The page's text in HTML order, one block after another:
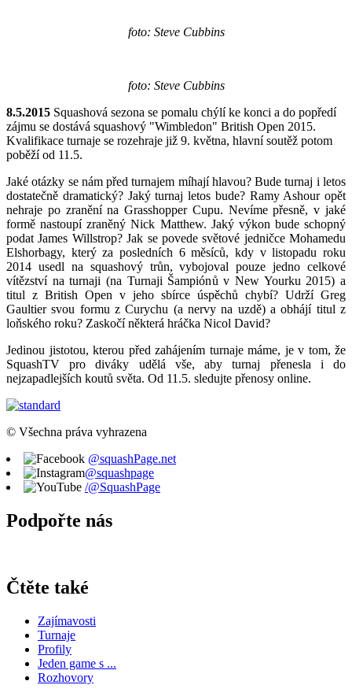
foto: Steve Cubbins
foto: Steve Cubbins
8.5.2015 Squashová sezona se pomalu chýlí ke konci a do popředí
zájmu se dostává squashový "Wimbledon" British Open 2015.
Kvalifikace turnaje se rozehraje již 9. května, hlavní soutěž potom
poběží od 11.5.
Jaké otázky se nám před turnajem míhají hlavou? Bude turnaj i letos
dostatečně dramatický? Jaký turnaj letos bude? Ramy Ashour opět
nehraje po zranění na Grasshopper Cupu. Nevíme přesně, v jaké
formě nastoupí zraněný Nick Matthew. Jaký výkon bude schopný
podat James Willstrop? Jak se povede světové jedničce Mohamedu
Elshorbagy, který za posledních 6 měsíců, kdy v listopadu roku
2014 usedl na squashový trůn, vybojoval pouze jedno celkové
vítězství na turnaji (na Turnaji Šampiónů v New Yourku 2015) a
titul z British Open v jeho sbírce úspěchů chybí? Udrží Greg
Gaultier svou formu z Curychu (a nervy na uzdě) a obhájí titul z
loňského roku? Zaskočí některá hráčka Nicol David?
Jedinou jistotou, kterou před zahájením turnaje máme, je v tom, že
SquashTV pro diváky udělá vše, aby turnaj přenesla i do
nejzapadlejších koutů světa. Od 11.5. sledujte přenosy online.
© Všechna práva vyhrazena
@squashPage.net
@squashpage
/@SquashPage
Podpořte nás
Čtěte také
Zajímavosti
Turnaje
Profily
Jeden game s ...
Rozhovory